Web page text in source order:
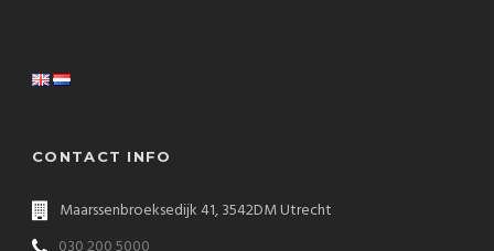
CONTACT INFO
Maarssenbroeksedijk 41, 3542DM Utrecht